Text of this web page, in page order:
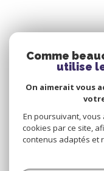
Comme
utilise
On aimerait vous
En poursuivant,
cookies par ce site,
contenus adaptés et